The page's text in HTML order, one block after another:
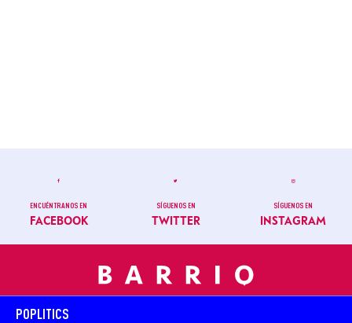
ENCUÉNTRANOS EN
FACEBOOK
SÍGUENOS EN
TWITTER
SÍGUENOS EN
INSTAGRAM
POPLITICS